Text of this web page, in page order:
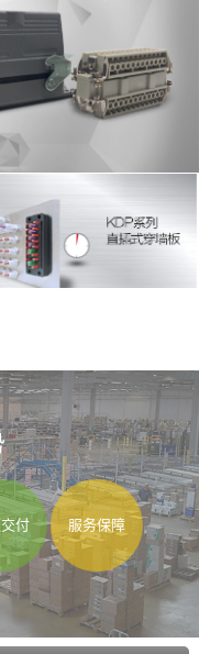
付 服务保障